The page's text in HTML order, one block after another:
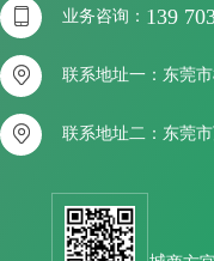
 业务咨询： 139
 联系地址一：东莞
 联系地址二：东莞